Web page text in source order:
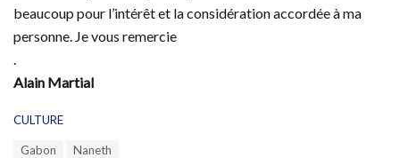
beaucoup pour l’intérêt et la considération accordée à ma
personne. Je vous remercie
.
Alain Martial
C
CULTURE
Gabon Naneth